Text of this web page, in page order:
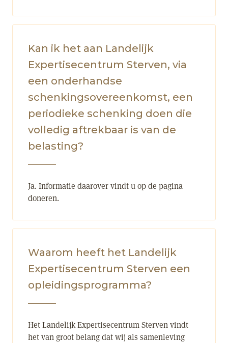
Kan ik het aan Landelijk
Expertisecentrum Sterven, via
een onderhandse
schenkingsovereenkomst, een
periodieke schenking doen die
volledig aftrekbaar is van de
belasting?
Ja. Informatie daarover vindt u op de pagina
doneren.
Waarom heeft het Landelijk
Expertisecentrum Sterven een
opleidingsprogramma?
Het Landelijk Expertisecentrum Sterven vindt
het van groot belang dat wij als samenleving